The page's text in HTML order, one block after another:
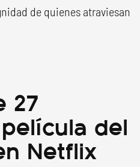
de quienes atraviesan
27
del
Netflix